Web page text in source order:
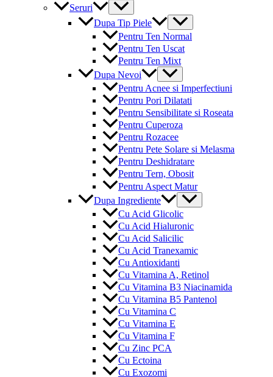
Seruri
Menu
Toggle
Dupa Tip Piele
Menu
Toggle
Pentru Ten Normal
Pentru Ten Uscat
Pentru Ten Mixt
Dupa Nevoi
Menu
Toggle
Pentru Acnee si Imperfectiuni
Pentru Pori Dilatati
Pentru Sensibilitate si Roseata
Pentru Cuperoza
Pentru Rozacee
Pentru Pete Solare si Melasma
Pentru Deshidratare
Pentru Tern, Obosit
Pentru Aspect Matur
Dupa Ingrediente
Menu
Toggle
Cu Acid Glicolic
Cu Acid Hialuronic
Cu Acid Salicilic
Cu Acid Tranexamic
Cu Antioxidanti
Cu Vitamina A, Retinol
Cu Vitamina B3 Niacinamida
Cu Vitamina B5 Pantenol
Cu Vitamina C
Cu Vitamina E
Cu Vitamina F
Cu Zinc PCA
Cu Ectoina
Cu Exozomi